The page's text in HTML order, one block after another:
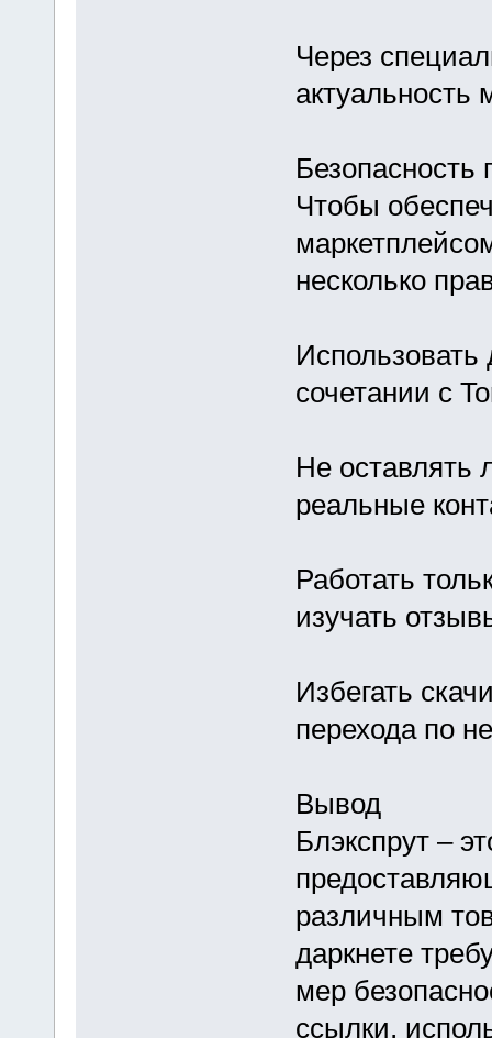
Через
актуальность
Безопасность
Чтобы
несколько
сочетании с
Не оставлять
реальные
Работать
изучать
Избегать
перехода по
Вывод
Блэкспрут –
различным
даркнете
мер
ссылки,